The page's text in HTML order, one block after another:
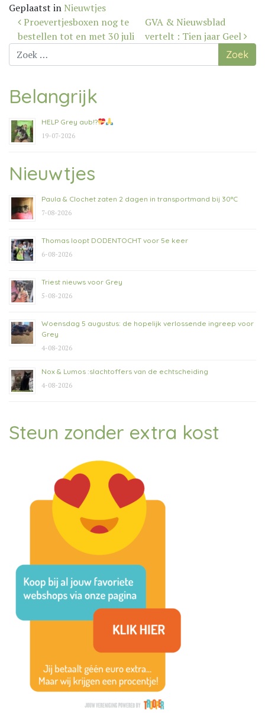
Geplaatst in Nieuwtjes
Bericht
navigatie
Proevertjesboxen nog te
bestellen tot en met 30 juli
GVA & Nieuwsblad
vertelt : Tien jaar Geel
Zoek
naar:
Belangrijk
HELP Grey aub!?
19-07-2026
Nieuwtjes
Paula & Clochet zaten 2 dagen in transportmand bij 30°C
7-08-2026
Thomas loopt DODENTOCHT voor 5e keer
6-08-2026
Triest nieuws voor Grey
5-08-2026
Woensdag 5 augustus: de hopelijk verlossende ingreep voor
Grey
4-08-2026
Nox & Lumos :slachtoffers van de echtscheiding
4-08-2026
Steun zonder extra kost